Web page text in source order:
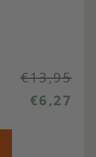
€13,95
€6,27